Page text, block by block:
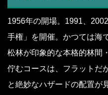
1956年の開場。1991、
手権」を開催。かつては海
松林が印象的な本格的林間
佇むコースは、フラットだ
と絶妙なハザードの配置が